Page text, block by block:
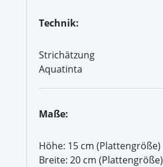
Technik:
Strichätzung
Aquatinta
Maße:
Höhe: 15 cm (Plattengröße)
Breite: 20 cm (Plattengröße)